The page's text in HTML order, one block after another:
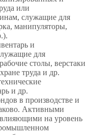
или
служащие для
манипуляторы,
и
для
столы, верстаки
труда и др.
и др.
в производстве и
Активными
на уровень